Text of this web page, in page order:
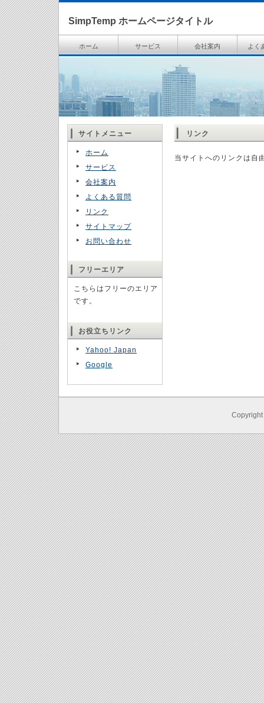
SimpTemp ホームページタイトル
ホーム サービス 会社案内 よく
リンク
当サイトへのリンクは自
サイトメニュー
ホーム
サービス
会社案内
よくある質問
リンク
サイトマップ
お問い合わせ
フリーエリア
こちらはフリーのエリア
です。
お役立ちリンク
Yahoo! Japan
Google